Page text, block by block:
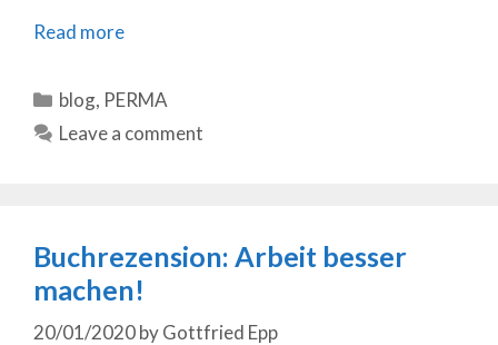
Read more
Categories
blog, PERMA
Leave a comment
Buchrezension: Arbeit besser
machen!
20/01/2020byGottfried Epp